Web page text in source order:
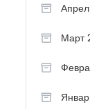
Март